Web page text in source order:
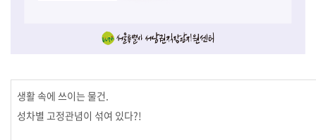
생활 속에 쓰이는 물건.
성차별 고정관념이 섞여 있다?!